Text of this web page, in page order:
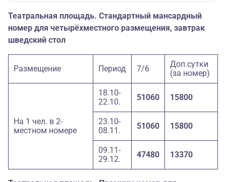
29.12.
71880 7430
Доп. место
23.10-
08.11.
49100 2840
09.11-
29.12.
46750 2840
Театральная площадь. Стандартный мансардный
номер для четырёхместного размещения, завтрак
шведский стол
Размещение Период 7/6
Доп.сутки
(за номер)
На 1 чел. в 2-
местном номере
18.10-
22.10.
51060 15800
23.10-
08.11.
51060 15800
09.11-
29.12.
47480 13370